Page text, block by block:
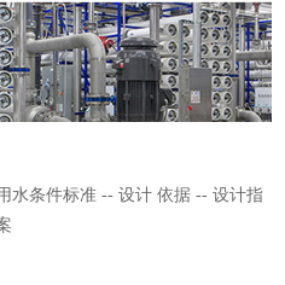
水条件标准 -- 设计 依据 -- 设计指